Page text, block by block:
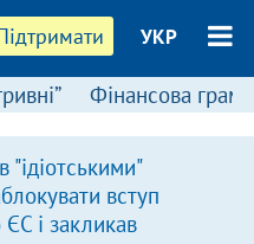
УКР
Фінансова
"ідіотськими"
вступ
і закликав